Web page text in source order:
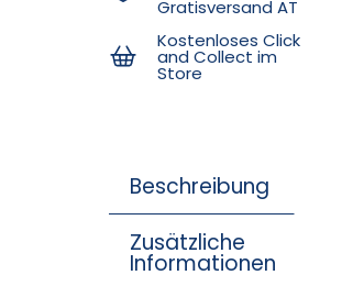
Gratisversand AT
Kostenloses Click
and Collect im
Store
Beschreibung
Zusätzliche
Informationen